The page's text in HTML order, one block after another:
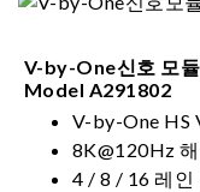
V-by-One신호 모듈
Model A291802
V-by-One HS
8K@120Hz
4 / 8 / 16 레인